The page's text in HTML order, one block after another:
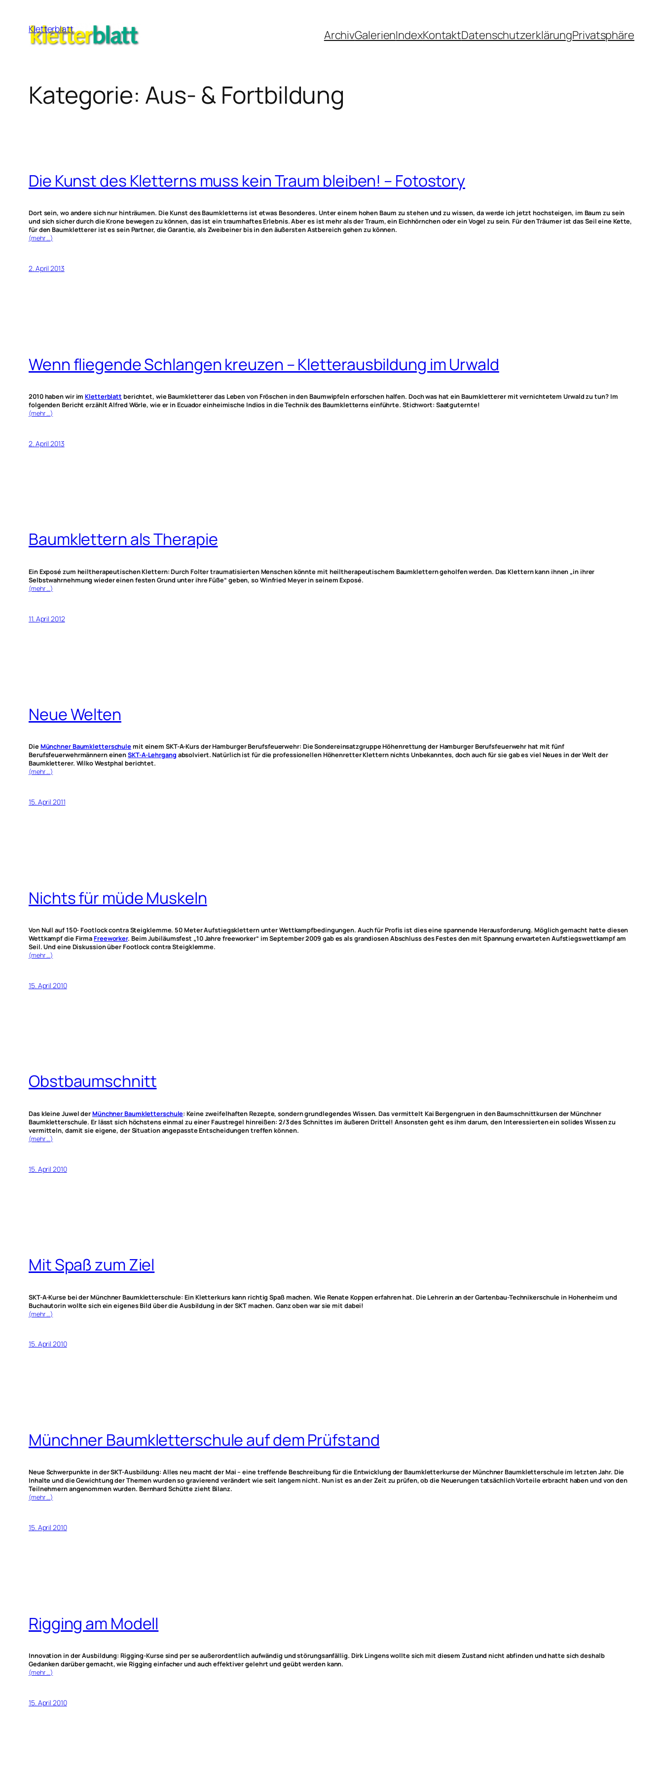
Inhalt
springen
Kletterblatt ArchivGalerienIndexKontaktDatenschutzerklärungPrivatsphäre
Kategorie: Aus- & Fortbildung
Die Kunst des Kletterns muss kein Traum bleiben! – Fotostory
Dort sein, wo andere sich nur hinträumen. Die Kunst des Baumkletterns ist etwas Besonderes. Unter einem hohen Baum zu stehen und zu wissen, da werde ich jetzt hochsteigen, im Baum zu sein
und sich sicher durch die Krone bewegen zu können, das ist ein traumhaftes Erlebnis. Aber es ist mehr als der Traum, ein Eichhörnchen oder ein Vogel zu sein. Für den Träumer ist das Seil eine Kette,
für den Baumkletterer ist es sein Partner, die Garantie, als Zweibeiner bis in den äußersten Astbereich gehen zu können.
(mehr …)
2. April 2013
Wenn fliegende Schlangen kreuzen – Kletterausbildung im Urwald
2010 haben wir imKletterblatt berichtet, wie Baumkletterer das Leben von Fröschen in den Baumwipfeln erforschen halfen. Doch was hat ein Baumkletterer mit vernichtetem Urwald zu tun? Im
folgenden Bericht erzählt Alfred Wörle, wie er in Ecuador einheimische Indios in die Technik des Baumkletterns einführte. Stichwort: Saatguternte!
(mehr …)
2. April 2013
Baumklettern als Therapie
Ein Exposé zum heiltherapeutischen Klettern: Durch Folter traumatisierten Menschen könnte mit heiltherapeutischem Baumklettern geholfen werden. Das Klettern kann ihnen „in ihrer
Selbstwahrnehmung wieder einen festen Grund unter ihre Füße“ geben, so Winfried Meyer in seinem Exposé.
(mehr …)
11. April 2012
Neue Welten
DieMünchner Baumkletterschulemit einem SKT-A-Kurs der Hamburger Berufsfeuerwehr: Die Sondereinsatzgruppe Höhenrettung der Hamburger Berufsfeuerwehr hat mit fünf
Berufsfeuerwehrmännern einenSKT-A-Lehrgang absolviert. Natürlich ist für die professionellen Höhenretter Klettern nichts Unbekanntes, doch auch für sie gab es viel Neues in der Welt der
Baumkletterer. Wilko Westphal berichtet.
(mehr …)
15. April 2011
Nichts für müde Muskeln
Von Null auf 150- Footlock contra Steigklemme. 50 Meter Aufstiegsklettern unter Wettkampfbedingungen. Auch für Profis ist dies eine spannende Herausforderung. Möglich gemacht hatte diesen
Wettkampf die FirmaFreeworker. Beim Jubiläumsfest „10 Jahre freeworker“ im September 2009 gab es als grandiosen Abschluss des Festes den mit Spannung erwarteten Aufstiegswettkampf am
Seil. Und eine Diskussion über Footlock contra Steigklemme.
(mehr …)
15. April 2010
Obstbaumschnitt
Das kleine Juwel derMünchner Baumkletterschule: Keine zweifelhaften Rezepte, sondern grundlegendes Wissen. Das vermittelt Kai Bergengruen in den Baumschnittkursen der Münchner
Baumkletterschule. Er lässt sich höchstens einmal zu einer Faustregel hinreißen: 2/3 des Schnittes im äußeren Drittel! Ansonsten geht es ihm darum, den Interessierten ein solides Wissen zu
vermitteln, damit sie eigene, der Situation angepasste Entscheidungen treffen können.
(mehr …)
15. April 2010
Mit Spaß zum Ziel
SKT-A-Kurse bei der Münchner Baumkletterschule: Ein Kletterkurs kann richtig Spaß machen. Wie Renate Koppen erfahren hat. Die Lehrerin an der Gartenbau-Technikerschule in Hohenheim und
Buchautorin wollte sich ein eigenes Bild über die Ausbildung in der SKT machen. Ganz oben war sie mit dabei!
(mehr …)
15. April 2010
Münchner Baumkletterschule auf dem Prüfstand
Neue Schwerpunkte in der SKT-Ausbildung: Alles neu macht der Mai – eine treffende Beschreibung für die Entwicklung der Baumkletterkurse der Münchner Baumkletterschule im letzten Jahr. Die
Inhalte und die Gewichtung der Themen wurden so gravierend verändert wie seit langem nicht. Nun ist es an der Zeit zu prüfen, ob die Neuerungen tatsächlich Vorteile erbracht haben und von den
Teilnehmern angenommen wurden. Bernhard Schütte zieht Bilanz.
(mehr …)
15. April 2010
Rigging am Modell
Innovation in der Ausbildung: Rigging-Kurse sind per se außerordentlich aufwändig und störungsanfällig. Dirk Lingens wollte sich mit diesem Zustand nicht abfinden und hatte sich deshalb
Gedanken darüber gemacht, wie Rigging einfacher und auch effektiver gelehrt und geübt werden kann.
(mehr …)
15. April 2010